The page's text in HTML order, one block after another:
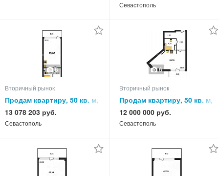
Севастополь
6
Вторичный рынок
Продам квартиру, 50 кв. м,
этаж
13 078 203 руб.
Севастополь
6
Вторичный рынок
Продам квартиру, 50 кв. м,
этаж
12 000 000 руб.
Севастополь